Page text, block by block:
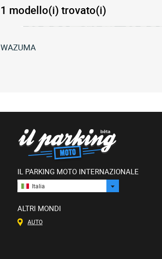
1 modello(i) trovato(i)
WAZUMA
IL PARKING MOTO INTERNAZIONALE
Italia
ALTRI MONDI
AUTO